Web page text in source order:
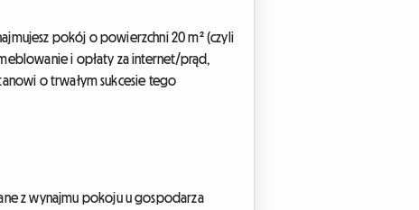
pokój o powierzchni 20 m² (czyli
i opłaty za internet/prąd,
o trwałym sukcesie tego
z wynajmu pokoju u gospodarza